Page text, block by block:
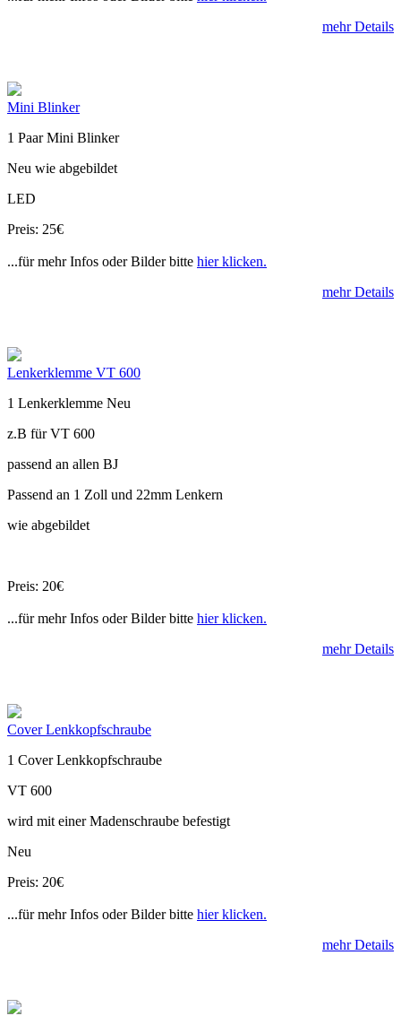
mehr Details
Mini Blinker
1 Paar Mini Blinker
Neu wie abgebildet
LED
Preis: 25€
...für mehr Infos oder Bilder bitte hier klicken.
mehr Details
Lenkerklemme VT 600
1 Lenkerklemme Neu
z.B für VT 600
passend an allen BJ
Passend an 1 Zoll und 22mm Lenkern
wie abgebildet
Preis: 20€
...für mehr Infos oder Bilder bitte hier klicken.
mehr Details
Cover Lenkkopfschraube
1 Cover Lenkkopfschraube
VT 600
wird mit einer Madenschraube befestigt
Neu
Preis: 20€
...für mehr Infos oder Bilder bitte hier klicken.
mehr Details